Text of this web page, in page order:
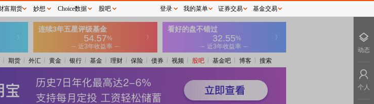
期货 外汇 黄金 银行 基金 理财 保险 债券 视频 股吧 基金吧 博客 搜索
富期货 妙想 Choice数据 股吧 登录 我的菜单 证券交易 基金交易
动态
个人